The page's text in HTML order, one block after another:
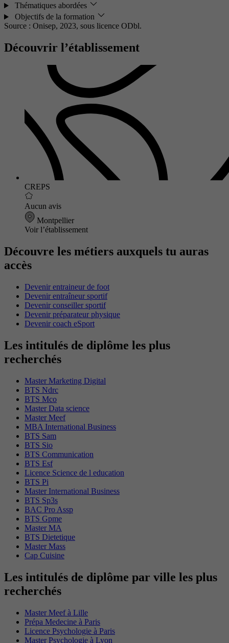
Thématiques abordées
Objectifs de la formation
Source : Onisep, 2023, sous licence ODbl.
Découvrir l’établissement
CREPS
Aucun avis
Montpellier
Voir l’établissement
Découvre les métiers auxquels tu auras
accès
Devenir entraineur de foot
Devenir entraîneur sportif
Devenir conseiller sportif
Devenir préparateur physique
Devenir coach eSport
Les intitulés de diplôme les plus
recherchés
Master Marketing Digital
BTS Ndrc
BTS Mco
Master Data science
Master Meef
MBA International Business
BTS Sam
BTS Sio
BTS Communication
BTS Esf
Licence Science de l education
BTS Pi
Master International Business
BTS Sp3s
BAC Pro Assp
BTS Gpme
Master MA
BTS Dietetique
Master Mass
Cap Cuisine
Les intitulés de diplôme par ville les plus
recherchés
Master Meef à Lille
Prépa Medecine à Paris
Licence Psychologie à Paris
Master Psychologie à Lyon